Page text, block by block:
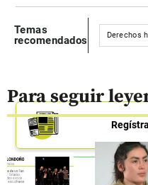
Temas
recomendados
Derechos
Para seguir
Únete a